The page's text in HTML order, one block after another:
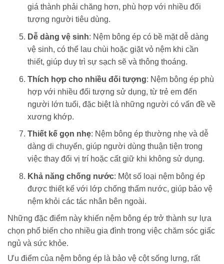
giá thành phải chăng hơn, phù hợp với nhiều đối
tượng người tiêu dùng.
Dễ dàng vệ sinh: Nệm bông ép có bề mặt dễ dàng
vệ sinh, có thể lau chùi hoặc giặt vỏ nệm khi cần
thiết, giúp duy trì sự sạch sẽ và thông thoáng.
Thích hợp cho nhiều đối tượng: Nệm bông ép phù
hợp với nhiều đối tượng sử dụng, từ trẻ em đến
người lớn tuổi, đặc biệt là những người có vấn đề về
xương khớp.
Thiết kế gọn nhẹ: Nệm bông ép thường nhẹ và dễ
dàng di chuyển, giúp người dùng thuận tiện trong
việc thay đổi vị trí hoặc cất giữ khi không sử dụng.
Khả năng chống nước: Một số loại nệm bông ép
được thiết kế với lớp chống thấm nước, giúp bảo vệ
nệm khỏi các tác nhân bên ngoài.
Những đặc điểm này khiến nệm bông ép trở thành sự lựa
chọn phổ biến cho nhiều gia đình trong việc chăm sóc giấc
ngủ và sức khỏe.
Ưu điểm của nệm bông ép là bảo vệ cột sống lưng, rất